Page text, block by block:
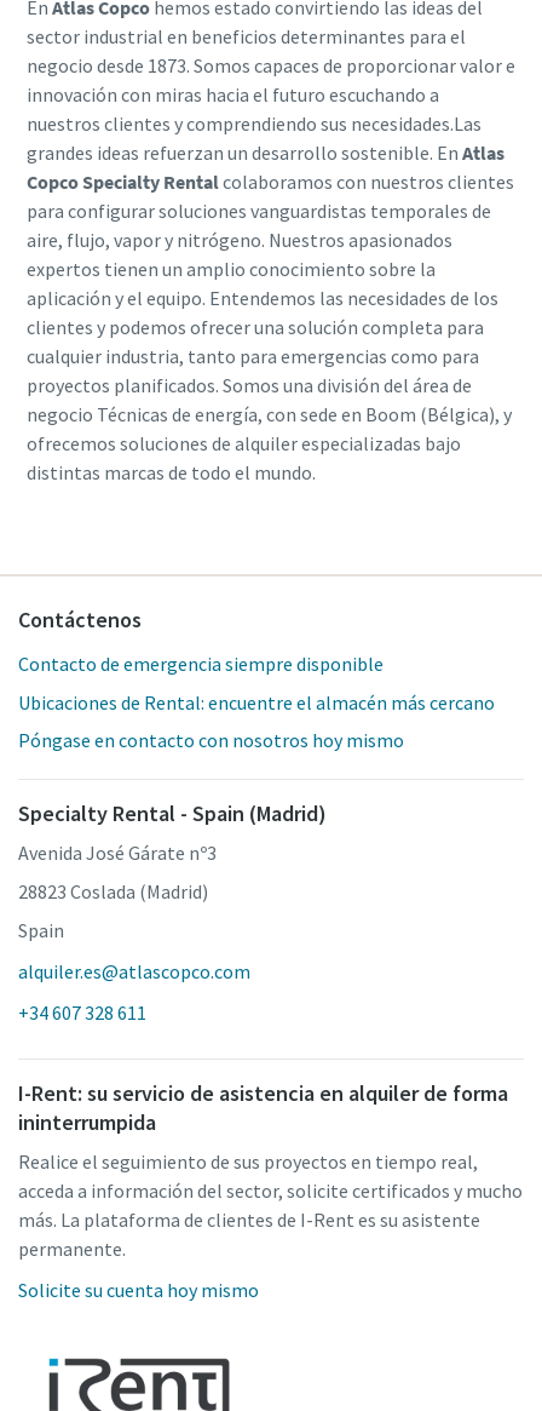
En Atlas Copcohemos estado convirtiendo las ideas del
sector industrial en beneficios determinantes para el
negocio desde 1873. Somos capaces de proporcionar valor e
innovación con miras hacia el futuro escuchando a
nuestros clientes y comprendiendo sus necesidades.Las
grandes ideas refuerzan un desarrollo sostenible. En Atlas
Copco Specialty Rentalcolaboramos con nuestros clientes
para configurar soluciones vanguardistas temporales de
aire, flujo, vapor y nitrógeno. Nuestros apasionados
expertos tienen un amplio conocimiento sobre la
aplicación y el equipo. Entendemos las necesidades de los
clientes y podemos ofrecer una solución completa para
cualquier industria, tanto para emergencias como para
proyectos planificados. Somos una división del área de
negocio Técnicas de energía, con sede en Boom (Bélgica), y
ofrecemos soluciones de alquiler especializadas bajo
distintas marcas de todo el mundo.
Contáctenos
Contacto de emergencia siempre disponible
Ubicaciones de Rental: encuentre el almacén más cercano
Póngase en contacto con nosotros hoy mismo
Specialty Rental - Spain (Madrid)
Avenida José Gárate nº3
28823 Coslada (Madrid)
Spain
alquiler.es@atlascopco.com
+34 607 328 611
I-Rent: su servicio de asistencia en alquiler de forma
ininterrumpida
Realice el seguimiento de sus proyectos en tiempo real,
acceda a información del sector, solicite certificados y mucho
más. La plataforma de clientes de I-Rent es su asistente
permanente.
Solicite su cuenta hoy mismo